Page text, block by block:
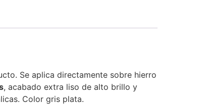
Se aplica directamente sobre hierro
, acabado extra liso de alto brillo y
Color gris plata.